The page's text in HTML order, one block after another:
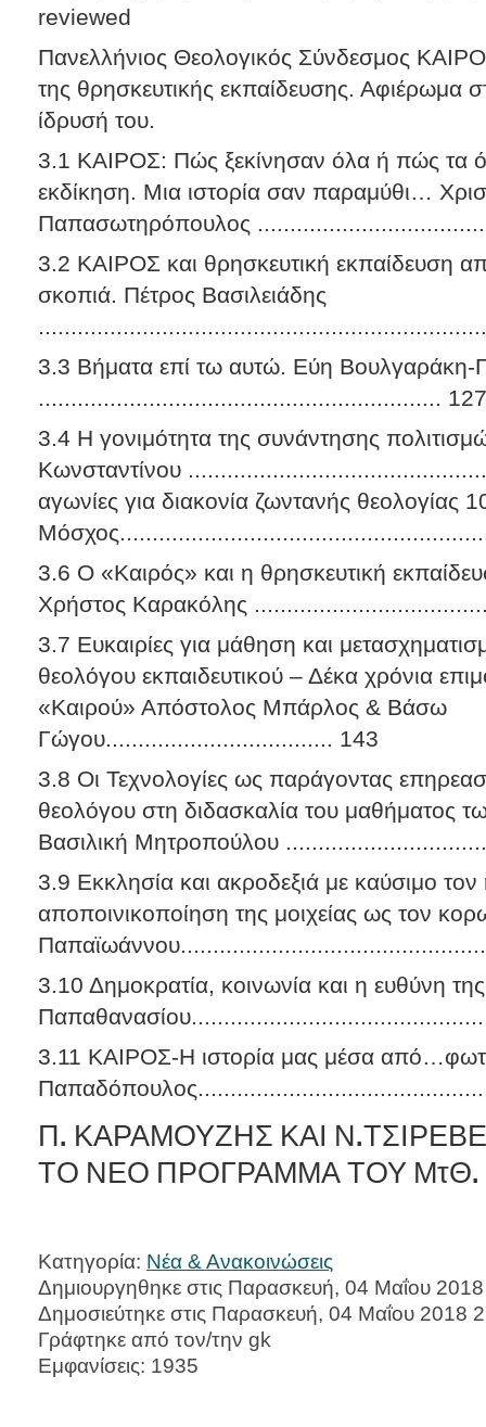
reviewed
Πανελλήνιος Θεολογικός Σύνδεσμος
της θρησκευτικής εκπαίδευσης. Αφιέρωμα
ίδρυσή του.
3.1 ΚΑΙΡΟΣ: Πώς ξεκίνησαν όλα ή πώς τα
εκδίκηση. Μια ιστορία σαν παραμύθι…
Παπασωτηρόπουλος
3.2 ΚΑΙΡΟΣ και θρησκευτική εκπαίδευση
σκοπιά. Πέτρος Βασιλειάδης
3.3 Βήματα επί τω αυτώ. Εύη Βουλγαράκη-
.............................................................. 127
3.4 Η γονιμότητα της συνάντησης
Κωνσταντίνου
αγωνίες για διακονία ζωντανής θεολογίας
3.6 Ο «Καιρός» και η θρησκευτική
Χρήστος Καρακόλης
3.7 Ευκαιρίες για μάθηση και
θεολόγου εκπαιδευτικού – Δέκα χρόνια
«Καιρού» Απόστολος Μπάρλος & Βάσω
Γώγου................................... 143
3.8 Οι Τεχνολογίες ως παράγοντας
θεολόγου στη διδασκαλία του μαθήματος
Βασιλική Μητροπούλου
3.9 Εκκλησία και ακροδεξιά με καύσιμο
αποποινικοποίηση της μοιχείας ως τον
3.10 Δημοκρατία, κοινωνία και η ευθύνη
3.11 ΚΑΙΡΟΣ-Η ιστορία μας μέσα
Π. ΚΑΡΑΜΟΥΖΗΣ ΚΑΙ
ΤΟ ΝΕΟ ΠΡΟΓΡΑΜΜΑ ΤΟΥ ΜτΘ.
Κατηγορία: Νέα & Ανακοινώσεις
Δημιουργηθηκε στις Παρασκευή, 04 Μαΐου
Δημοσιεύτηκε στις Παρασκευή, 04 Μαΐου 2018
Γράφτηκε από τον/την gk
Εμφανίσεις: 1935